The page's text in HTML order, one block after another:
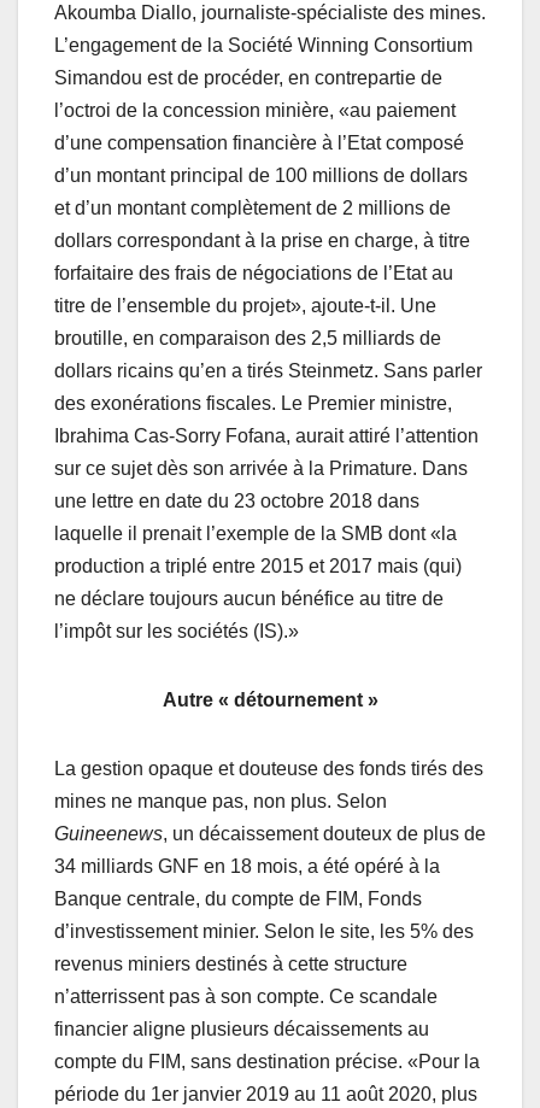
Akoumba Diallo, journaliste-spécialiste des mines.
L’engagement de la Société Winning Consortium
Simandou est de procéder, en contrepartie de
l’octroi de la concession minière, «au paiement
d’une compensation financière à l’Etat composé
d’un montant principal de 100 millions de dollars
et d’un montant complètement de 2 millions de
dollars correspondant à la prise en charge, à titre
forfaitaire des frais de négociations de l’Etat au
titre de l’ensemble du projet», ajoute-t-il. Une
broutille, en comparaison des 2,5 milliards de
dollars ricains qu’en a tirés Steinmetz. Sans parler
des exonérations fiscales. Le Premier ministre,
Ibrahima Cas-Sorry Fofana, aurait attiré l’attention
sur ce sujet dès son arrivée à la Primature. Dans
une lettre en date du 23 octobre 2018 dans
laquelle il prenait l’exemple de la SMB dont «la
production a triplé entre 2015 et 2017 mais (qui)
ne déclare toujours aucun bénéfice au titre de
l’impôt sur les sociétés (IS).»
Autre « détournement »
La gestion opaque et douteuse des fonds tirés des
mines ne manque pas, non plus. Selon
Guineenews, un décaissement douteux de plus de
34 milliards GNF en 18 mois, a été opéré à la
Banque centrale, du compte de FIM, Fonds
d’investissement minier. Selon le site, les 5% des
revenus miniers destinés à cette structure
n’atterrissent pas à son compte. Ce scandale
financier aligne plusieurs décaissements au
compte du FIM, sans destination précise. «Pour la
période du 1er janvier 2019 au 11 août 2020, plus